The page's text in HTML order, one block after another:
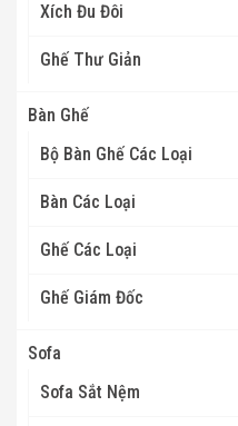
Xích Đu Đôi
Ghế Thư Giản
Bàn Ghế
Bộ Bàn Ghế Các Loại
Bàn Các Loại
Ghế Các Loại
Ghế Giám Đốc
Sofa
Sofa Sắt Nệm